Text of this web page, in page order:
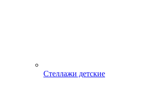
Стеллажи детские